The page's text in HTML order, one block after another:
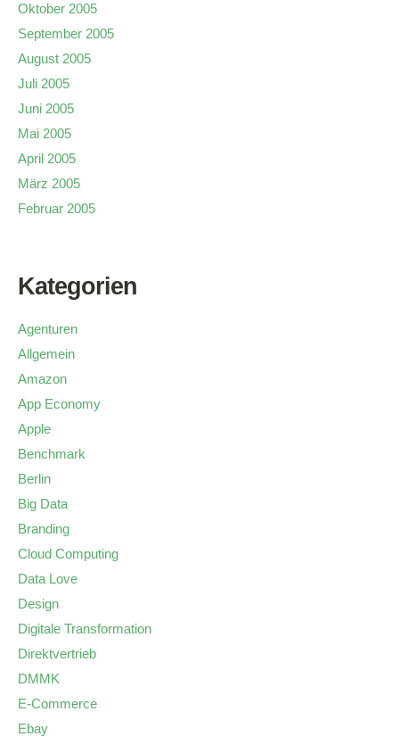
Oktober 2005
September 2005
August 2005
Juli 2005
Juni 2005
Mai 2005
April 2005
März 2005
Februar 2005
Kategorien
Agenturen
Allgemein
Amazon
App Economy
Apple
Benchmark
Berlin
Big Data
Branding
Cloud Computing
Data Love
Design
Digitale Transformation
Direktvertrieb
DMMK
E-Commerce
Ebay